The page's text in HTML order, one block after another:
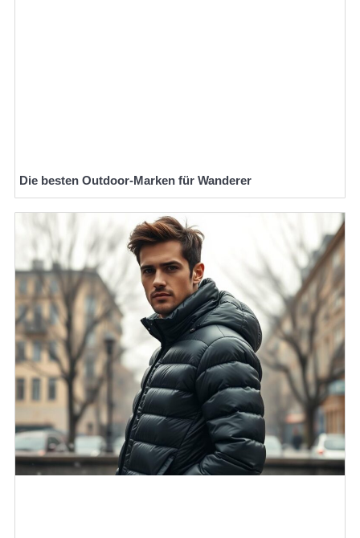
Die besten Outdoor-Marken für Wanderer